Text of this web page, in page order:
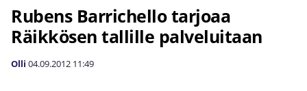
Rubens Barrichello tarjoaa
Räikkösen tallille palveluitaan
Olli 04.09.2012 11:49